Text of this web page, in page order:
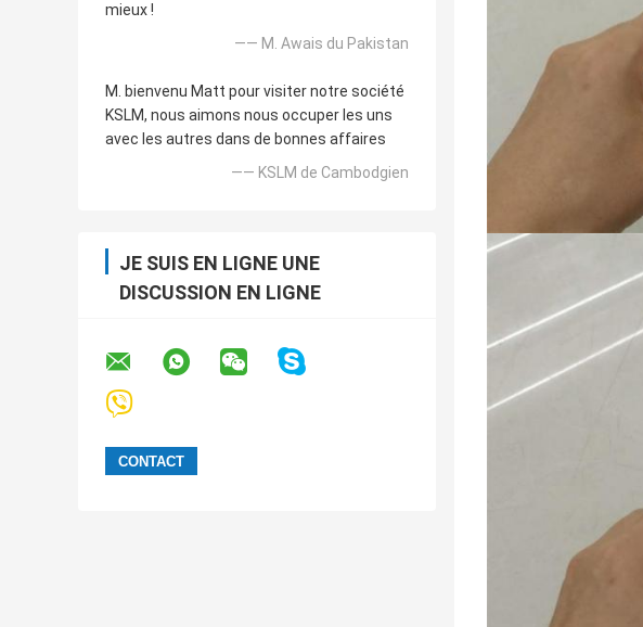
mieux !
—— M. Awais du Pakistan
M. bienvenu Matt pour visiter notre société
KSLM, nous aimons nous occuper les uns
avec les autres dans de bonnes affaires
—— KSLM de Cambodgien
JE SUIS EN LIGNE UNE
DISCUSSION EN LIGNE